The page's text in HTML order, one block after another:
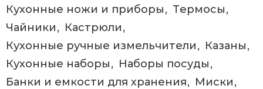
Кухонные ножи и приборы
Термосы
Чайники
Кастрюли
Кухонные ручные измельчители
Казаны
Кухонные наборы
Наборы посуды
Банки и емкости для хранения
Миски